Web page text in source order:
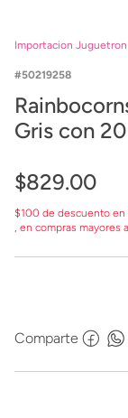
Importacion Juguetron
50219258
Gris con
$829.00
$100 de descuento en
, en compras mayores a
Comparte